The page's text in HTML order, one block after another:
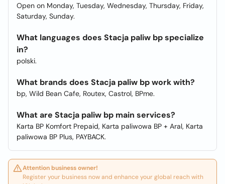
Open on Monday, Tuesday, Wednesday, Thursday, Friday,
Saturday, Sunday.
What languages does Stacja paliw bp specialize
in?
polski.
What brands does Stacja paliw bp work with?
bp, Wild Bean Cafe, Routex, Castrol, BPme.
What are Stacja paliw bp main services?
Karta BP Komfort Prepaid, Karta paliwowa BP + Aral, Karta
paliwowa BP Plus, PAYBACK.
Attention business owner!
Register your business now and enhance your global reach with